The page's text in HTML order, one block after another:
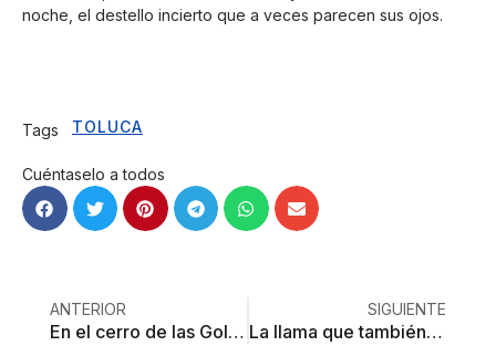
noche, el destello incierto que a veces parecen sus ojos.
Tags TOLUCA
Cuéntaselo a todos
ANTERIOR
En el cerro de las Golondrinas
SIGUIENTE
La llama que también reconforta